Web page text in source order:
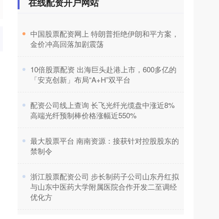
资平台什么意思，明了；为什么这么说：
持续的高位
​中国股票配资网上 特朗普拒绝伊朗和平方案，
金价冲高回落加剧震荡
​10倍股票配资 出海巨头赴港上市，600多亿的
「安克创新」布局“A+H”双平台
​配资公司线上查询 长飞光纤光缆盘中涨近8%
高端光纤预制棒价格涨幅近550%
​最大股票平台 南南资源：接获针对控股股东的
禁制令
​浙江股票配资公司 步长制药子公司山东丹红拟
与山东中医药大学附属医院合作开发二至调经
优化方